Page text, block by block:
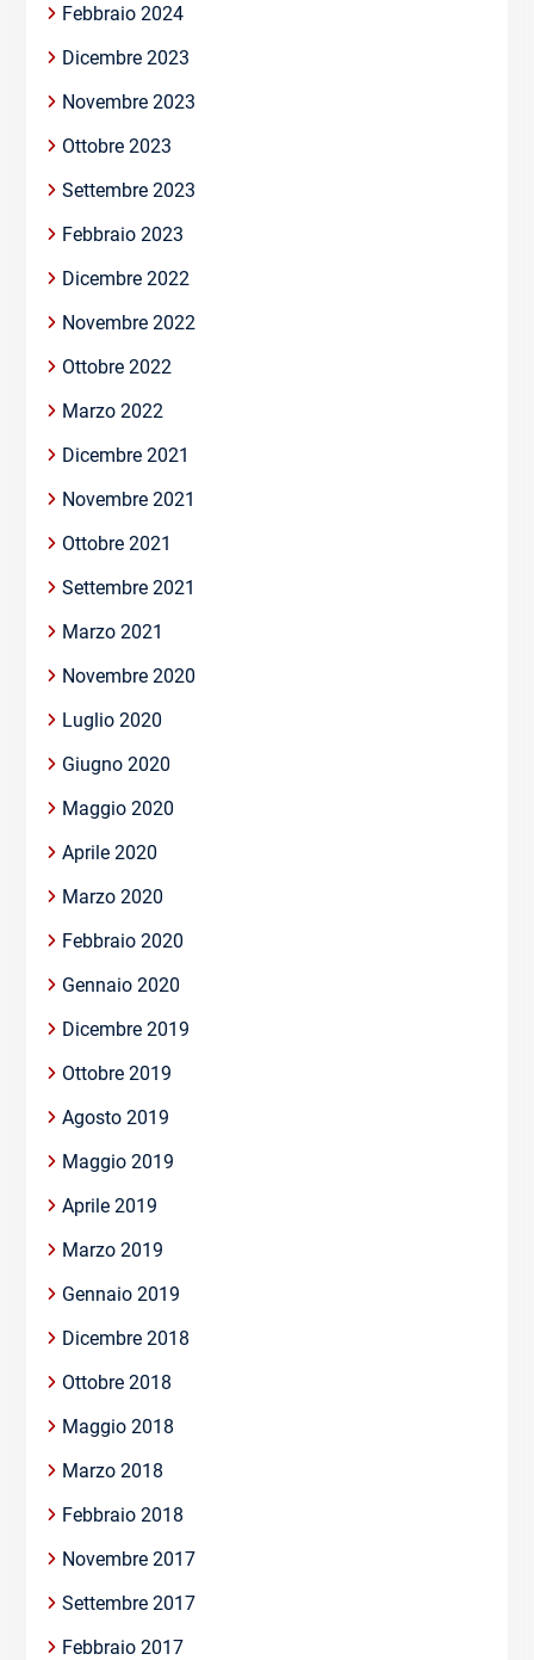
Febbraio 2024
Dicembre 2023
Novembre 2023
Ottobre 2023
Settembre 2023
Febbraio 2023
Dicembre 2022
Novembre 2022
Ottobre 2022
Marzo 2022
Dicembre 2021
Novembre 2021
Ottobre 2021
Settembre 2021
Marzo 2021
Novembre 2020
Luglio 2020
Giugno 2020
Maggio 2020
Aprile 2020
Marzo 2020
Febbraio 2020
Gennaio 2020
Dicembre 2019
Ottobre 2019
Agosto 2019
Maggio 2019
Aprile 2019
Marzo 2019
Gennaio 2019
Dicembre 2018
Ottobre 2018
Maggio 2018
Marzo 2018
Febbraio 2018
Novembre 2017
Settembre 2017
Febbraio 2017